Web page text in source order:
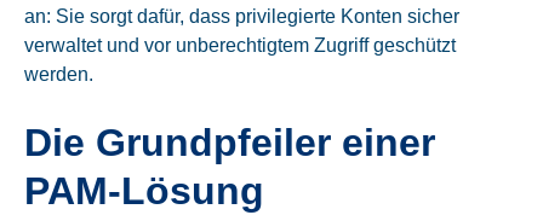
an: Sie sorgt dafür, dass privilegierte Konten sicher
verwaltet und vor unberechtigtem Zugriff geschützt
werden.
Die Grundpfeiler einer
PAM-Lösung